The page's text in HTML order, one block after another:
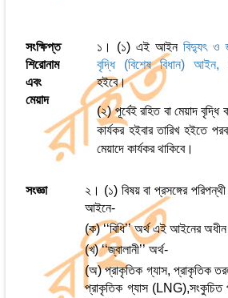
সংক্ষিপ্ত
শিরোনাম
এবং
মেয়াদ
১। (১) এই আইন বিদ্যুৎ ও
বৃদ্ধি (বিশেষ বিধান) আইন,
হইবে।
(২) পূর্বেই রহিত বা মেয়াদ
কার্যকর হইবার তারিখ হইতে
মেয়াদে কার্যকর থাকিবে।
সংজ্ঞা
২। (১) বিষয় বা প্রসঙ্গের
আইনে-
(ক) ‘‘বিধি’’ অর্থ এই আইনের অধীন
(খ) ‘‘জ্বালানী’’ অর্থ-
(অ) প্রাকৃতিক গ্যাস, প্রাকৃতিক
প্রাকৃতিক গ্যাস